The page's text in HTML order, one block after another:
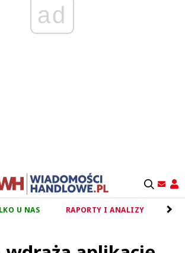
ad
U NAS RAPORTY I ANALIZY